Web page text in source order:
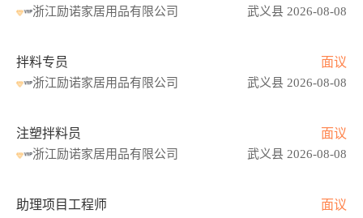
浙江励诺家居用品有限公司 武义县 2026-08-08
拌料专员 面议
浙江励诺家居用品有限公司 武义县 2026-08-08
注塑拌料员 面议
浙江励诺家居用品有限公司 武义县 2026-08-08
助理项目工程师 面议